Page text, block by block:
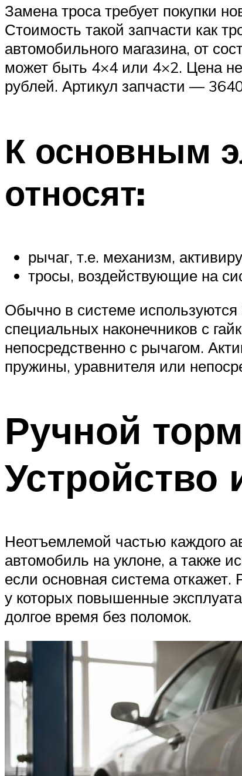
Замена троса требует покупки
Стоимость такой запчасти как
автомобильного магазина, от
может быть 4×4 или 4×2. Цена
рублей. Артикул запчасти —
К основным
относят:
рычаг, т.е. механизм,
тросы, воздействующие на
Обычно в системе
специальных наконечников с
непосредственно с рычагом.
пружины, уравнителя или
Ручной
Устройство
Неотъемлемой частью каждого
автомобиль на уклоне, а также
если основная система откажет.
у которых повышенные
долгое время без поломок.